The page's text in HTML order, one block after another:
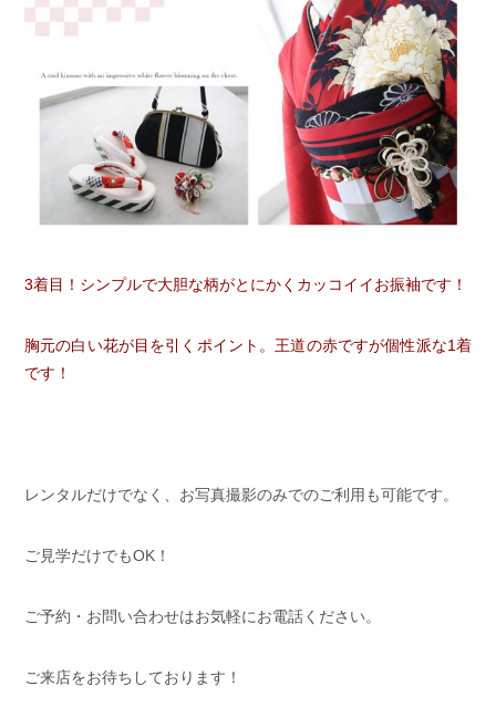
3着目！シンプルで大胆な柄がとにかくカッコイイお振袖です！
胸元の白い花が目を引くポイント。王道の赤ですが個性派な1着
です！
レンタルだけでなく、お写真撮影のみでのご利用も可能です。
ご見学だけでもOK！
ご予約・お問い合わせはお気軽にお電話ください。
ご来店をお待ちしております！